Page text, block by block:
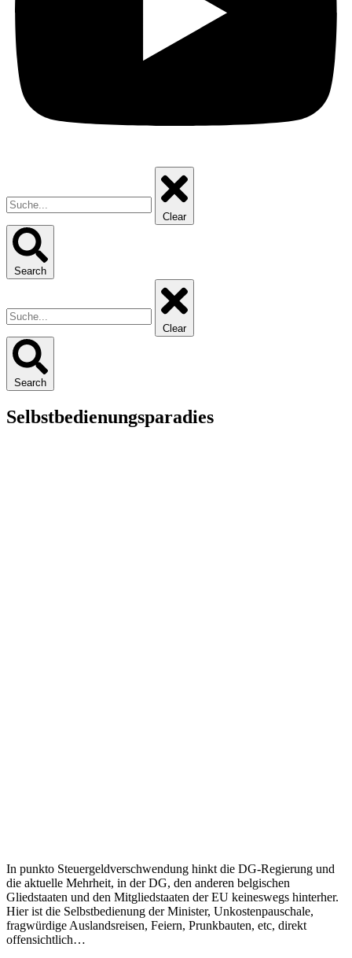
Clear
Search
Clear
Search
Selbstbedienungsparadies
In punkto Steuergeldverschwendung hinkt die DG-Regierung und
die aktuelle Mehrheit, in der DG, den anderen belgischen
Gliedstaaten und den Mitgliedstaaten der EU keineswegs hinterher.
Hier ist die Selbstbedienung der Minister, Unkostenpauschale,
fragwürdige Auslandsreisen, Feiern, Prunkbauten, etc, direkt
offensichtlich…